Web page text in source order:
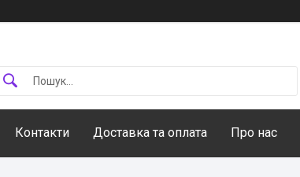
Контакти Доставка та оплата Про нас